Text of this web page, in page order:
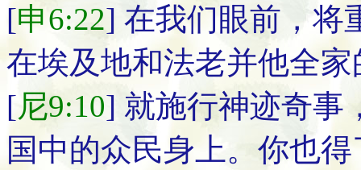
[申6:22] 在我们眼前，将
在埃及地和法老并他全
[尼9:10] 就施行神迹奇事
国中的众民身上。你也